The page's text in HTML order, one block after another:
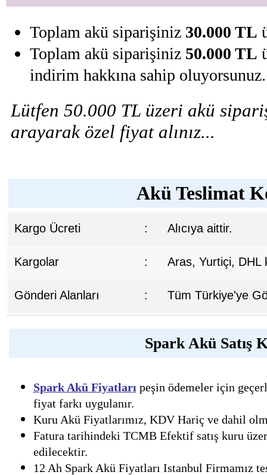
Toplam akü siparişiniz 30.000 TL
Toplam akü siparişiniz 50.000 TL
indirim hakkına sahip oluyorsunuz.
Lütfen 50.000 TL üzeri akü
arayarak özel fiyat alınız...
Akü Teslimat
Kargo Ücreti : Alıcıya aittir.
Kargolar : Aras, Yurtiçi, DHL
Gönderi Alanları : Tüm Türkiye'ye
Spark Akü Satış
Spark Akü Fiyatları peşin ödemeler için
fiyat farkı uygulanır.
Kuru Akü Fiyatlarımız, KDV Hariç ve dahil
Fatura tarihindeki TCMB Efektif satış kuru
edilecektir.
12 Ah Spark Akü Fiyatları Istanbul Firmamız